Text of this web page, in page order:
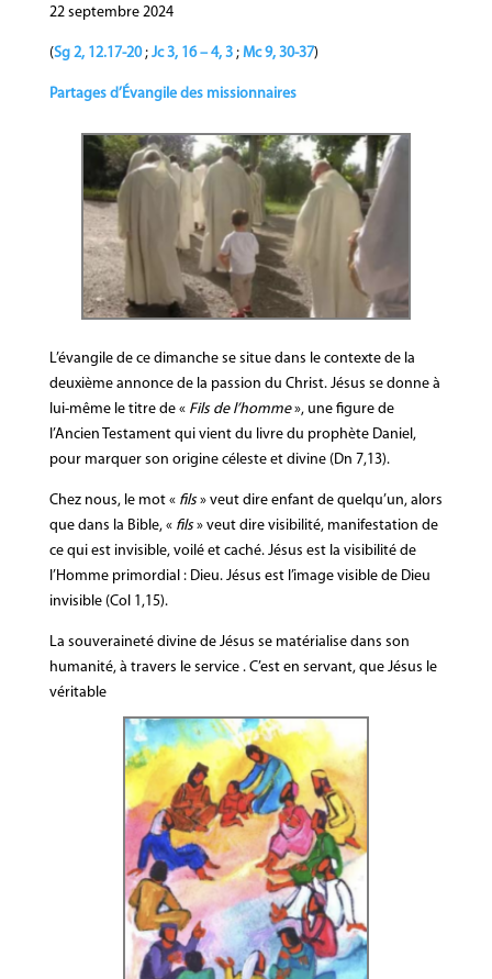
22 septembre 2024
(Sg 2, 12.17-20; Jc 3, 16 – 4, 3; Mc 9, 30-37)
Partages d’Évangile des missionnaires
L’évangile de ce dimanche se situe dans le contexte de la
deuxième annonce de la passion du Christ. Jésus se donne à
lui-même le titre de « Fils de l’homme», une figure de
l’Ancien Testament qui vient du livre du prophète Daniel,
pour marquer son origine céleste et divine (Dn 7,13).
Chez nous, le mot « fils» veut dire enfant de quelqu’un, alors
que dans la Bible, « fils» veut dire visibilité, manifestation de
ce qui est invisible, voilé et caché. Jésus est la visibilité de
l’Homme primordial : Dieu. Jésus est l’image visible de Dieu
invisible (Col 1,15).
La souveraineté divine de Jésus se matérialise dans son
humanité, à travers le service . C’est en servant, que Jésus le
véritable